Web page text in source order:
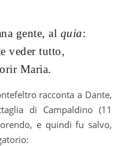
gente, al quia:
veder tutto,
Maria.
racconta a Dante,
di Campaldino (11
e quindi fu salvo,